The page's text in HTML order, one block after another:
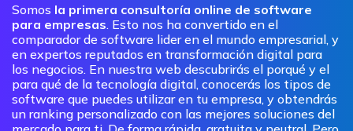
Somos la primera consultoría online de software
para empresas. Esto nos ha convertido en el
comparador de software lider en el mundo empresarial, y
en expertos reputados en transformación digital para
los negocios. En nuestra web descubrirás el porqué y el
para qué de la tecnología digital, conocerás los tipos de
software que puedes utilizar en tu empresa, y obtendrás
un ranking personalizado con las mejores soluciones del